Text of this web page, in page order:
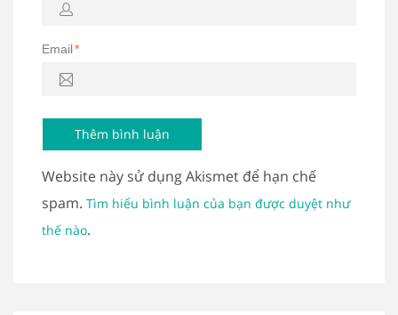
Email*
Website này sử dụng Akismet để hạn chế
spam. Tìm hiểu bình luận của bạn được duyệt như
thế nào.